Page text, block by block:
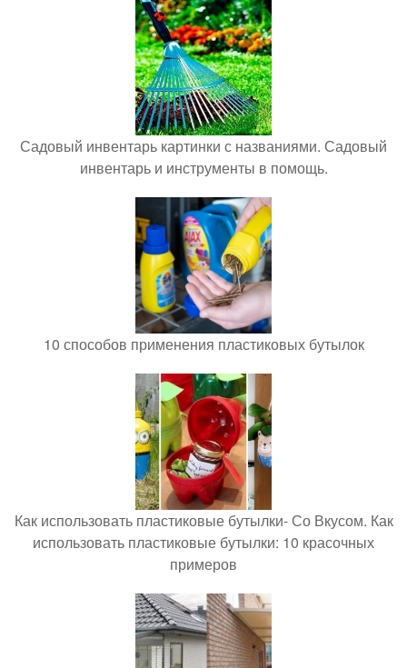
Садовый инвентарь картинки с названиями. Садовый
инвентарь и инструменты в помощь.
10 способов применения пластиковых бутылок
Как использовать пластиковые бутылки- Со Вкусом. Как
использовать пластиковые бутылки: 10 красочных
примеров